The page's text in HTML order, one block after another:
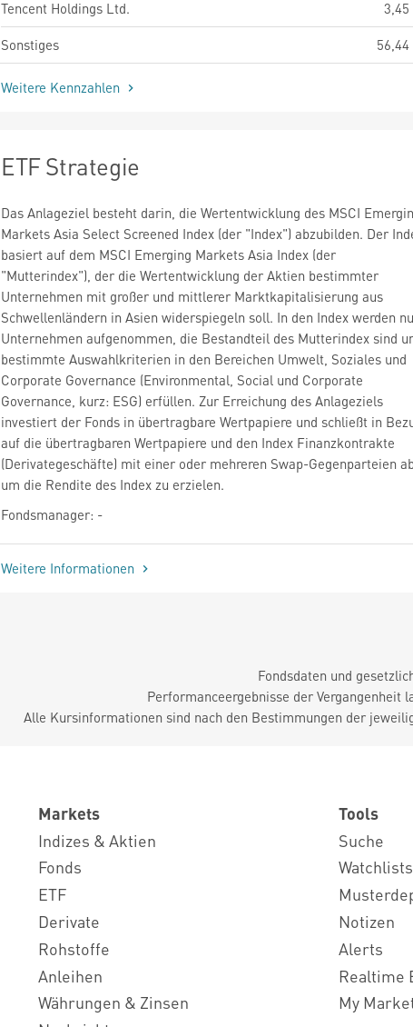
Tencent Holdings Ltd.
3,45
Sonstiges
56,44
Weitere Kennzahlen
ETF Strategie
Das Anlageziel besteht darin, die Wertentwicklung des MSCI
Markets Asia Select Screened Index (der "Index") abzubilden. Der
basiert auf dem MSCI Emerging Markets Asia Index (der
"Mutterindex"), der die Wertentwicklung der Aktien bestimmter
Unternehmen mit großer und mittlerer Marktkapitalisierung aus
Schwellenländern in Asien widerspiegeln soll. In den Index werden
Unternehmen aufgenommen, die Bestandteil des Mutterindex sind
bestimmte Auswahlkriterien in den Bereichen Umwelt, Soziales und
Corporate Governance (Environmental, Social und Corporate
Governance, kurz: ESG) erfüllen. Zur Erreichung des Anlageziels
investiert der Fonds in übertragbare Wertpapiere und schließt in
auf die übertragbaren Wertpapiere und den Index Finanzkontrakte
(Derivategeschäfte) mit einer oder mehreren Swap-Gegenparteien
um die Rendite des Index zu erzielen.
Fondsmanager: -
Weitere Informationen
Fondsdaten und
Performanceergebnisse der Vergangenheit
Alle Kursinformationen sind nach den Bestimmungen der
Markets
Indizes & Aktien
Fonds
ETF
Derivate
Rohstoffe
Anleihen
Währungen & Zinsen
Tools
Suche
Watchlists
Notizen
Alerts
Realtime
My